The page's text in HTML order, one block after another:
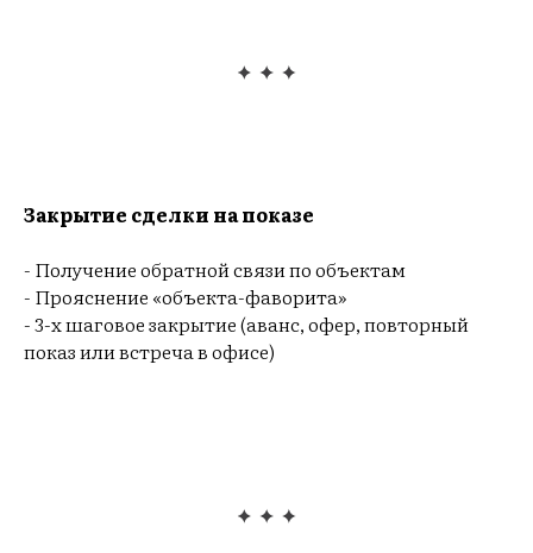
Закрытие сделки на показе
- Получение обратной связи по объектам
- Прояснение «объекта-фаворита»
- 3-х шаговое закрытие (аванс, офер, повторный
показ или встреча в офисе)